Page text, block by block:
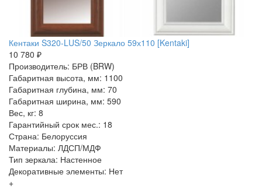
Кентаки S320-LUS/50 Зеркало 59х110 [Kentaki]
10 780 ₽
Производитель: БРВ (BRW)
Габаритная высота, мм: 1100
Габаритная глубина, мм: 70
Габаритная ширина, мм: 590
Вес, кг: 8
Гарантийный срок мес.: 18
Страна: Белоруссия
Материалы: ЛДСП/МДФ
Тип зеркала: Настенное
Декоративные элементы: Нет
+